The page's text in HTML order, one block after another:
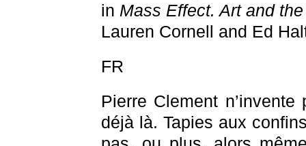
in Mass Effect. Art and
Lauren Cornell and Ed
FR
Pierre Clement
déjà là. Tapies aux